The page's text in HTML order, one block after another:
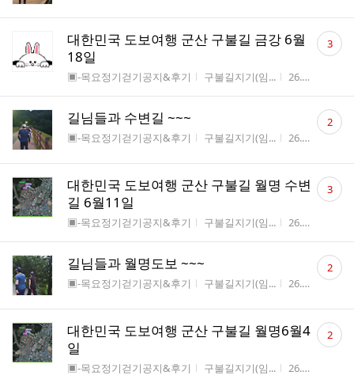
대한민국 도보여행 군산 구불길 금강 6월
18일
게시판명
▣-목요정기걷기공지&후기 작성자
구불길지기(임... 작성시간
26.06.16
댓
글 3
길님들과 수변길 ~~~
게시판명
▣-목요정기걷기공지&후기 작성자
구불길지기(임... 작성시간
26.06.16
댓
글 2
대한민국 도보여행 군산 구불길 월명 수변
길 6월11일
게시판명
▣-목요정기걷기공지&후기 작성자
구불길지기(임... 작성시간
26.06.05
댓
글 3
길님들과 월명도보 ~~~
게시판명
▣-목요정기걷기공지&후기 작성자
구불길지기(임... 작성시간
26.06.05
댓
글 2
대한민국 도보여행 군산 구불길 월명6월4
일
게시판명
▣-목요정기걷기공지&후기 작성자
구불길지기(임... 작성시간
26.05.29
댓
글 2